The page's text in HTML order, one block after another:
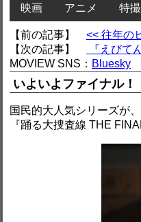
映画 アニメ 特撮
【前の記事】 << 往年の
【次の記事】
『えびて
MOVIEW SNS： Bluesky
いよいよファイナル！
国民的大人気シリーズが
『踊る大捜査線 THE